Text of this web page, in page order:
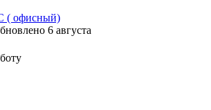
( офисный)
6 августа